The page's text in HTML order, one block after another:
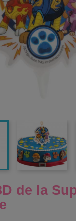
de la